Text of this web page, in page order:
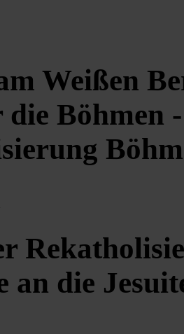
Weißen
Böhmen
an die